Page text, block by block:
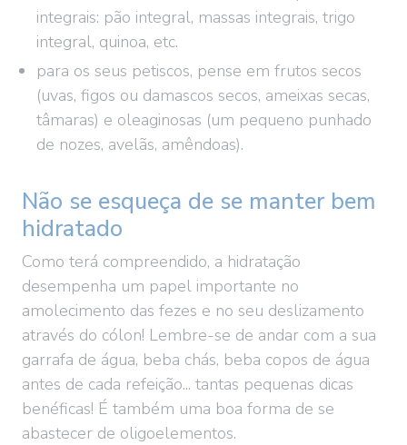
integrais: pão integral, massas integrais, trigo
integral, quinoa, etc.
para os seus petiscos, pense em frutos secos
(uvas, figos ou damascos secos, ameixas secas,
tâmaras) e oleaginosas (um pequeno punhado
de nozes, avelãs, amêndoas).
Não se esqueça de se manter bem
hidratado
Como terá compreendido, a hidratação
desempenha um papel importante no
amolecimento das fezes e no seu deslizamento
através do cólon! Lembre-se de andar com a sua
garrafa de água, beba chás, beba copos de água
antes de cada refeição... tantas pequenas dicas
benéficas! É também uma boa forma de se
abastecer de oligoelementos.